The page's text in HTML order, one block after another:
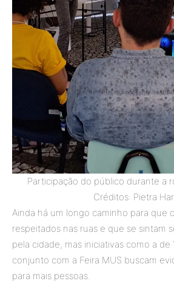
Participação do público durante a
Créditos: Pietra
Ainda há um longo caminho para que
respeitados nas ruas e que se sintam
pela cidade, mas iniciativas como a de
conjunto com a Feira MUS buscam
para mais pessoas.